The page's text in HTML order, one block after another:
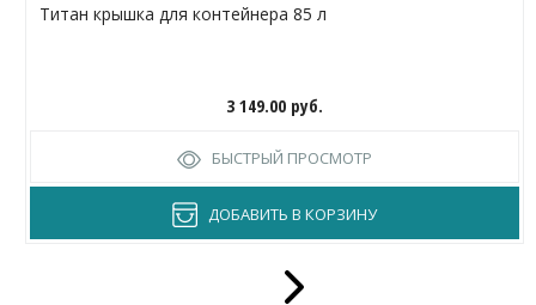
Титан крышка для контейнера 85 л
3 149.00 руб.
БЫСТРЫЙ ПРОСМОТР
ДОБАВИТЬ В КОРЗИНУ